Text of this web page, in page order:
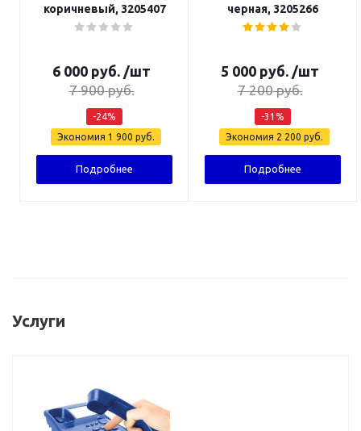
коричневый, 3205407
6 000 руб. /шт
7 900руб.
-24%
Экономия 1 900 руб.
Подробнее
черная, 3205266
5 000 руб. /шт
7 200руб.
-31 %
Экономия 2 200 руб.
Подробнее
Услуги